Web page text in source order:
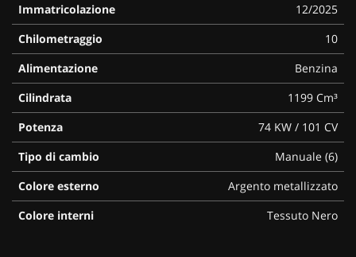
Immatricolazione
12/2025
Chilometraggio
10
Alimentazione
Benzina
Cilindrata
1199 Cm³
Potenza
74 KW / 101 CV
Tipo di cambio
Manuale (6)
Colore esterno
Argento metallizzato
Colore interni
Tessuto Nero